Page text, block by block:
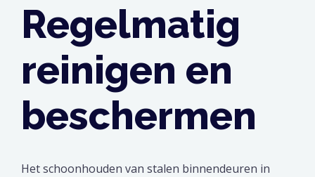
Regelmatig
reinigen en
beschermen
Het schoonhouden van stalen binnendeuren in